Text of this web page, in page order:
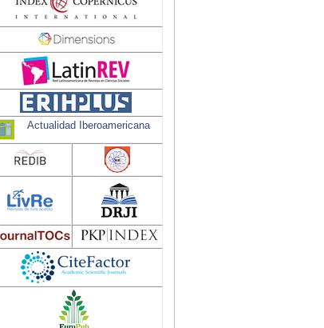
Actualidad Iberoamericana